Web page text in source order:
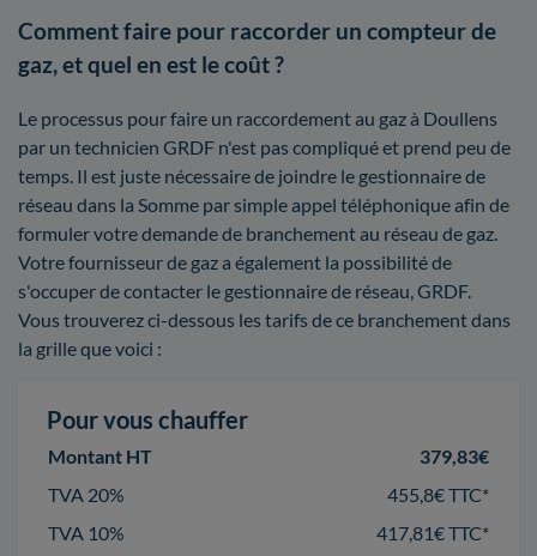
Comment faire pour raccorder un compteur de
gaz, et quel en est le coût ?
Le processus pour faire un raccordement au gaz à Doullens
par un technicien GRDF n'est pas compliqué et prend peu de
temps. Il est juste nécessaire de joindre le gestionnaire de
réseau dans la Somme par simple appel téléphonique afin de
formuler votre demande de branchement au réseau de gaz.
Votre fournisseur de gaz a également la possibilité de
s'occuper de contacter le gestionnaire de réseau, GRDF.
Vous trouverez ci-dessous les tarifs de ce branchement dans
la grille que voici :
Pour vous chauffer
Montant HT
379,83€
TVA 20%
455,8€ TTC*
TVA 10%
417,81€ TTC*